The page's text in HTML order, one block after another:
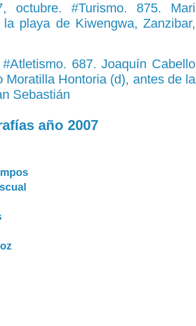
octubre. #Turismo. 875. Mari
playa de Kiwengwa, Zanzibar,
687. Joaquín Cabello
Moratilla Hontoria (d), antes de la
Sebastián
año 2007